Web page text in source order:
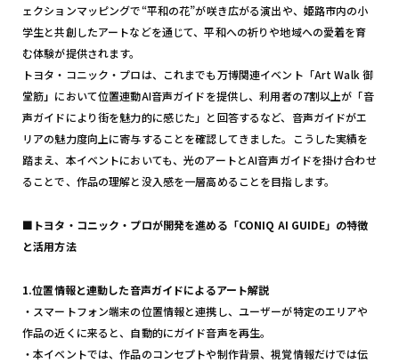
ェクションマッピングで“平和の花”が咲き広がる演出や、姫路市内の小
学生と共創したアートなどを通じて、平和への祈りや地域への愛着を育
む体験が提供されます。
トヨタ・コニック・プロは、これまでも万博関連イベント「Art Walk 御
堂筋」 において位置連動AI音声ガイドを提供し、利用者の7割以上が「音
声ガイドにより街を魅力的に感じた」と回答するなど、音声ガイドがエ
リアの魅力度向上に寄与することを確認してきました。こうした実績を
踏まえ、本イベントにおいても、光のアートとAI音声ガイドを掛け合わせ
ることで、作品の理解と没入感を一層高めることを目指します。
■トヨタ・コニック・プロが開発を進める「CONIQ AI GUIDE」の特徴
と活用方法
1.位置情報と連動した音声ガイドによるアート解説
・スマートフォン端末の位置情報と連携し、ユーザーが特定のエリアや
作品の近くに来ると、自動的にガイド音声を再生。
・本イベントでは、作品のコンセプトや制作背景、視覚情報だけでは伝